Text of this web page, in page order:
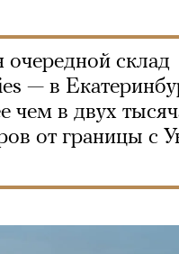
очередной склад
— в
чем в двух
от границы с